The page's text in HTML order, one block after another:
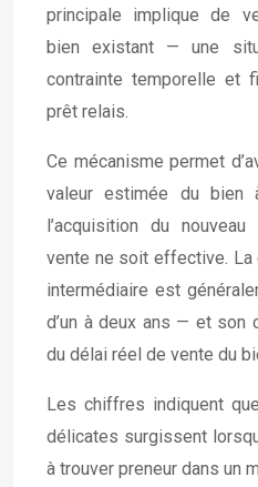
principale implique de
bien existant — une
contrainte temporelle et
prêt relais.
Ce mécanisme permet
valeur estimée du bien
l’acquisition du
vente ne soit effective. La
intermédiaire est
d’un à deux ans — et son
du délai réel de vente du
Les chiffres indiquent
délicates surgissent
à trouver preneur dans un